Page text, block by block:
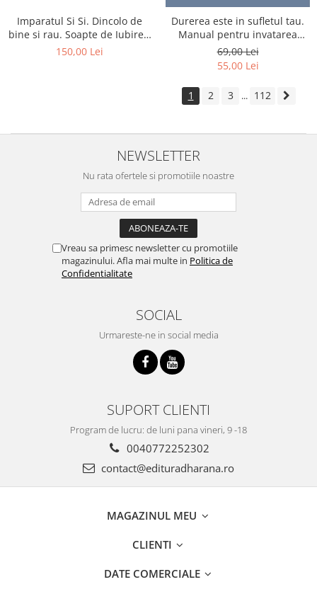
Imparatul Si Si. Dincolo de
bine si rau. Soapte de Iubire -
Invatatura tainica a Soarelui
150,00 Lei
Durerea este in sufletul tau.
Manual pentru invatarea
limbajului stresurilor Seria
Invata sa te Ierti Luule Viilma
69,00 Lei
55,00 Lei
1 2 3 ... 112
NEWSLETTER
Nu rata ofertele si promotiile noastre
Vreau sa primesc newsletter cu promotiile
magazinului. Afla mai multe in Politica de
Confidentialitate
SOCIAL
Urmareste-ne in social media
SUPORT CLIENTI
Program de lucru: de luni pana vineri, 9 -18
0040772252302
contact@edituradharana.ro
MAGAZINUL MEU
CLIENTI
DATE COMERCIALE